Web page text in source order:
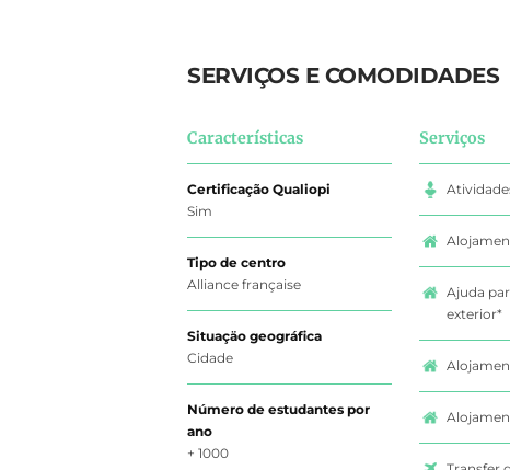
SERVIÇOS E COMODIDADES
Características
Certificação Qualiopi
Sim
Tipo de centro
Alliance française
Situaçäo geográfica
Cidade
Número de estudantes por
ano
+ 1000
Serviços
Ajuda
exterior*